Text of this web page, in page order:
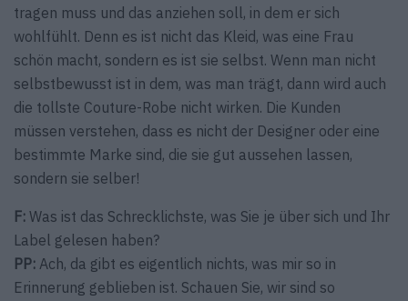
tragen muss und das anziehen soll, in dem er sich
wohlfühlt. Denn es ist nicht das Kleid, was eine Frau
schön macht, sondern es ist sie selbst. Wenn man nicht
selbstbewusst ist in dem, was man trägt, dann wird auch
die tollste Couture-Robe nicht wirken. Die Kunden
müssen verstehen, dass es nicht der Designer oder eine
bestimmte Marke sind, die sie gut aussehen lassen,
sondern sie selber!
F: Was ist das Schrecklichste, was Sie je über sich und Ihr
Label gelesen haben?
PP: Ach, da gibt es eigentlich nichts, was mir so in
Erinnerung geblieben ist. Schauen Sie, wir sind so